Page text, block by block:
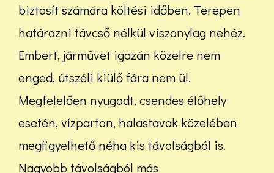
biztosít számára költési időben. Terepen
határozni távcső nélkül viszonylag nehéz.
Embert, járművet igazán közelre nem
enged, útszéli kiülő fára nem ül.
Megfelelően nyugodt, csendes élőhely
esetén, vízparton, halastavak közelében
megfigyelhető néha kis távolságból is.
Nagyobb távolságból más